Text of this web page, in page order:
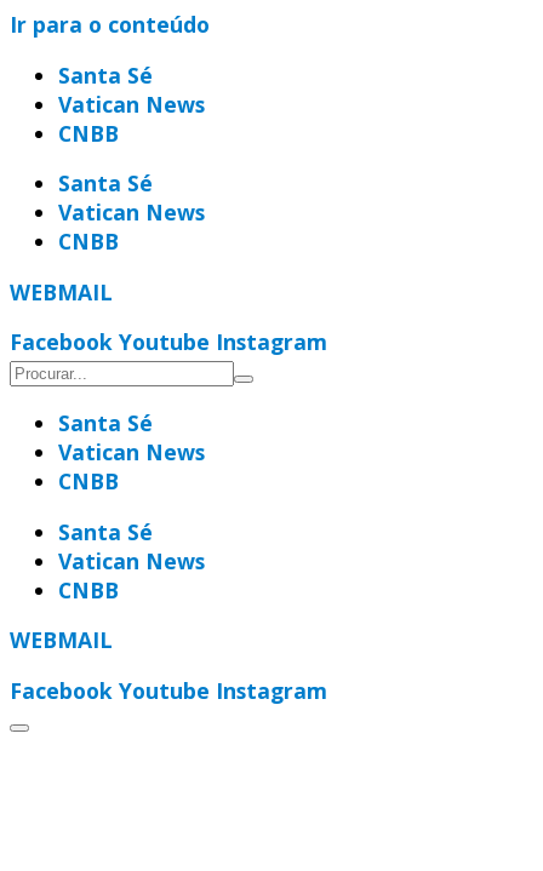
Ir para o conteúdo
Santa Sé
Vatican News
CNBB
Santa Sé
Vatican News
CNBB
WEBMAIL
Facebook Youtube Instagram
Santa Sé
Vatican News
CNBB
Santa Sé
Vatican News
CNBB
WEBMAIL
Facebook Youtube Instagram